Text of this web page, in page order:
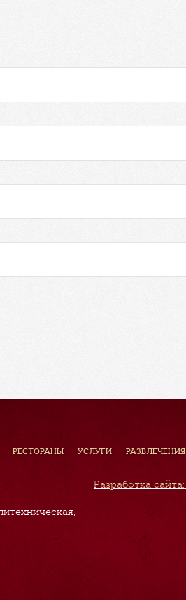
РЕСТОРАНЫ УСЛУГИ РАЗВЛЕЧЕНИЯ
Разработка сайта: